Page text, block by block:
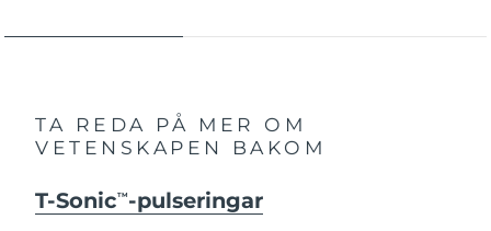
TA REDA PÅ MER OM
VETENSKAPEN BAKOM
T-SonicTM -pulseringar